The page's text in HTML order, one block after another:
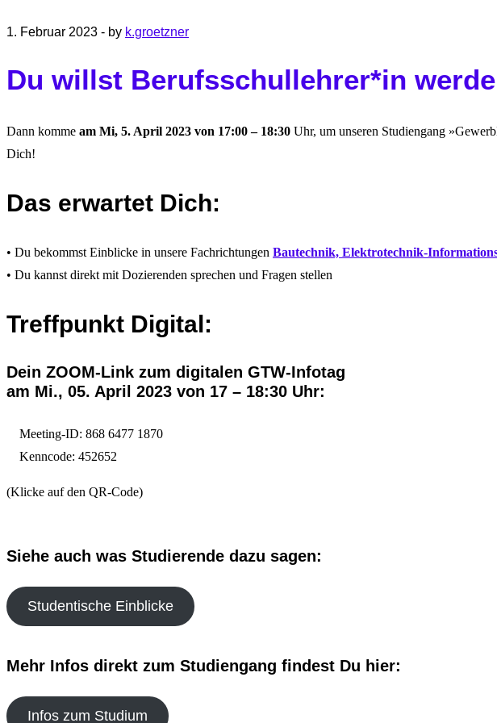
1. Februar 2023 - by k.groetzner
Du willst Berufsschullehrer*in
Dann komme am Mi, 5. April 2023 von 17:00 – 18:30 Uhr, um unseren Studiengang
Dich!
Das erwartet Dich:
• Du bekommst Einblicke in unsere Fachrichtungen Bautechnik, Elektrotechnik-
• Du kannst direkt mit Dozierenden sprechen und Fragen stellen
Treffpunkt Digital:
Dein ZOOM-Link zum digitalen GTW-Infotag
am Mi., 05. April 2023 von 17 – 18:30 Uhr:
Meeting-ID: 868 6477 1870
Kenncode: 452652
(Klicke auf den QR-Code)
Siehe auch was Studierende dazu sagen:
Studentische Einblicke
Mehr Infos direkt zum Studiengang findest Du hier:
Infos zum Studium